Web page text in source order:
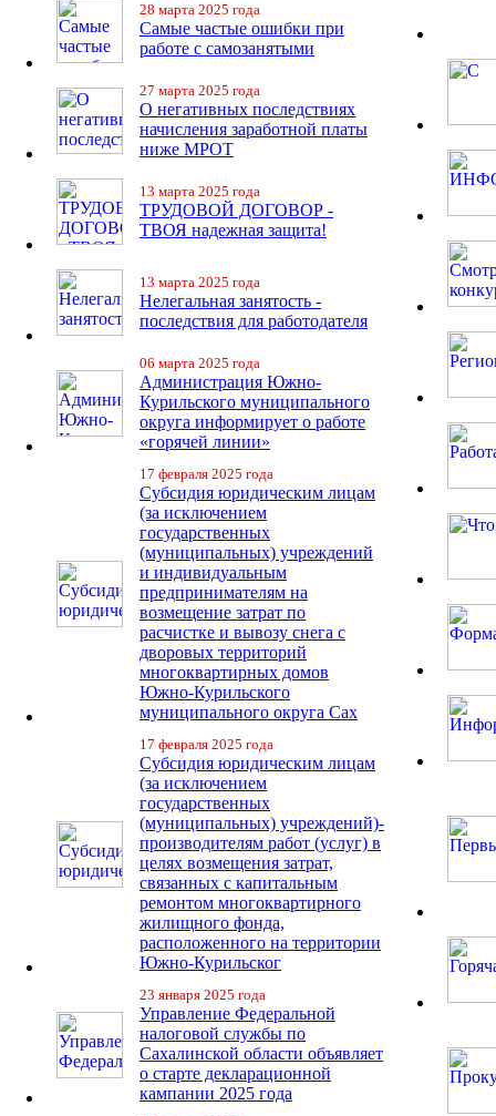
28 марта 2025 года
Самые частые ошибки при
работе с самозанятыми
27 марта 2025 года
О негативных последствиях
начисления заработной платы
ниже МРОТ
13 марта 2025 года
ТРУДОВОЙ ДОГОВОР -
ТВОЯ надежная защита!
13 марта 2025 года
Нелегальная занятость -
последствия для работодателя
06 марта 2025 года
Администрация Южно-
Курильского муниципального
округа информирует о работе
«горячей линии»
17 февраля 2025 года
Субсидия юридическим лицам
(за исключением
государственных
(муниципальных) учреждений
и индивидуальным
предпринимателям на
возмещение затрат по
расчистке и вывозу снега с
дворовых территорий
многоквартирных домов
Южно-Курильского
муниципального округа Сах
17 февраля 2025 года
Субсидия юридическим лицам
(за исключением
государственных
(муниципальных) учреждений)-
производителям работ (услуг) в
целях возмещения затрат,
связанных с капитальным
ремонтом многоквартирного
жилищного фонда,
расположенного на территории
Южно-Курильског
23 января 2025 года
Управление Федеральной
налоговой службы по
Сахалинской области объявляет
о старте декларационной
кампании 2025 года